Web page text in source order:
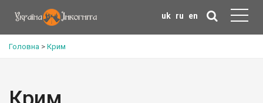
uk ru en
Головна > Крим